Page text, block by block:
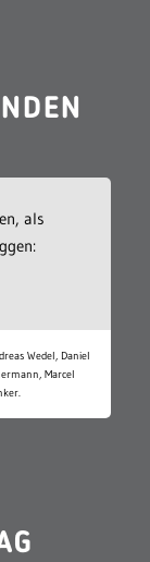
als
Wedel, Daniel
Marcel